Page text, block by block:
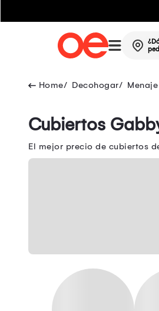
Decohogar
Cubiertos
El mejor precio de cubiertos